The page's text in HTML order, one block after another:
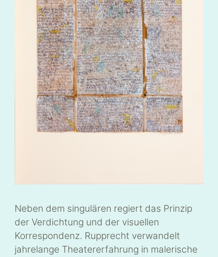
Neben dem singulären regiert das Prinzip
der Verdichtung und der visuellen
Korrespondenz. Rupprecht verwandelt
jahrelange Theatererfahrung in malerische